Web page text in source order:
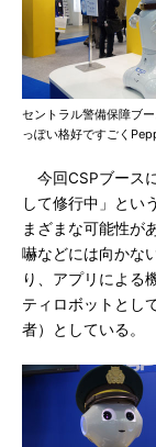
セントラル警備保障ブ
っぽい格好ですごく
今回CSPブース
して修行中」とい
まざまな可能性が
嚇などには向かな
り、アプリによる
ティロボットとし
者）としている。